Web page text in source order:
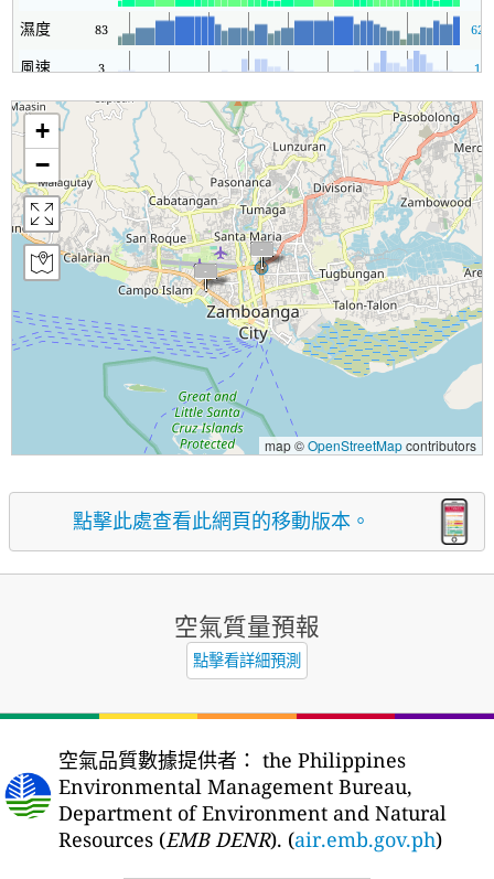
濕度 83 62
風速 3 1
+
−
map ©OpenStreetMapcontributors
點擊此處查看此網頁的移動版本。
空氣質量預報
點擊看詳細預測
空氣品質數據提供者： the Philippines
Environmental Management Bureau,
Department of Environment and Natural
Resources (EMB DENR). (air.emb.gov.ph)